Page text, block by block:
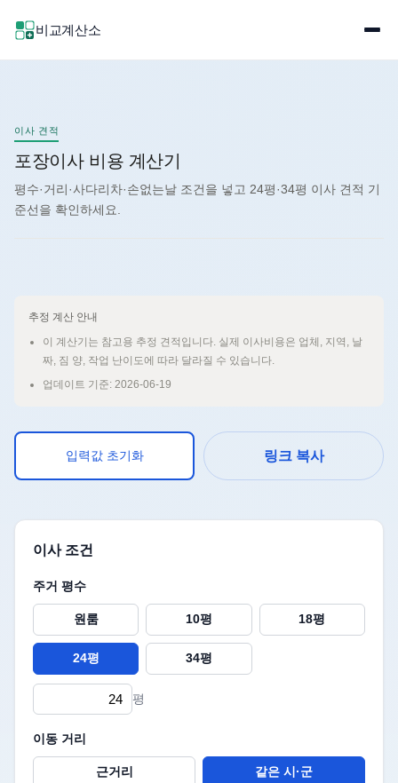
비교계산소
이사 견적
포장이사 비용 계산기
평수·거리·사다리차·손없는날 조건을 넣고 24평·34평 이사 견적 기
준선을 확인하세요.
추정 계산 안내
이 계산기는 참고용 추정 견적입니다. 실제 이사비용은 업체, 지역, 날
짜, 짐 양, 작업 난이도에 따라 달라질 수 있습니다.
업데이트 기준: 2026-06-19
입력값 초기화 링크 복사
이사 조건
주거 평수
원룸 10평 18평
24평 34평
평
이동 거리
근거리 같은 시·군